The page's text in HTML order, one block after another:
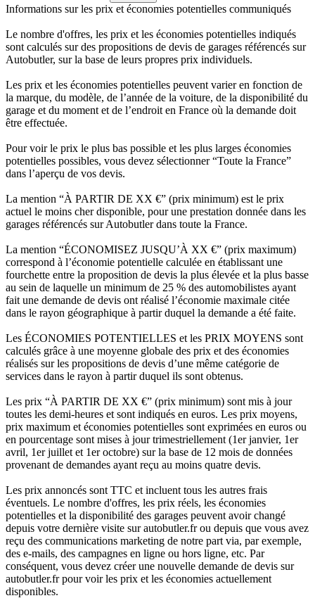
Informations sur les prix et économies potentielles communiqués
Le nombre d'offres, les prix et les économies potentielles indiqués
sont calculés sur des propositions de devis de garages référencés sur
Autobutler, sur la base de leurs propres prix individuels.
Les prix et les économies potentielles peuvent varier en fonction de
la marque, du modèle, de l’année de la voiture, de la disponibilité du
garage et du moment et de l’endroit en France où la demande doit
être effectuée.
Pour voir le prix le plus bas possible et les plus larges économies
potentielles possibles, vous devez sélectionner “Toute la France”
dans l’aperçu de vos devis.
La mention “À PARTIR DE XX €” (prix minimum) est le prix
actuel le moins cher disponible, pour une prestation donnée dans les
garages référencés sur Autobutler dans toute la France.
La mention “ÉCONOMISEZ JUSQU’À XX €” (prix maximum)
correspond à l’économie potentielle calculée en établissant une
fourchette entre la proposition de devis la plus élevée et la plus basse
au sein de laquelle un minimum de 25 % des automobilistes ayant
fait une demande de devis ont réalisé l’économie maximale citée
dans le rayon géographique à partir duquel la demande a été faite.
Les ÉCONOMIES POTENTIELLES et les PRIX MOYENS sont
calculés grâce à une moyenne globale des prix et des économies
réalisés sur les propositions de devis d’une même catégorie de
services dans le rayon à partir duquel ils sont obtenus.
Les prix “À PARTIR DE XX €” (prix minimum) sont mis à jour
toutes les demi-heures et sont indiqués en euros. Les prix moyens,
prix maximum et économies potentielles sont exprimées en euros ou
en pourcentage sont mises à jour trimestriellement (1er janvier, 1er
avril, 1er juillet et 1er octobre) sur la base de 12 mois de données
provenant de demandes ayant reçu au moins quatre devis.
Les prix annoncés sont TTC et incluent tous les autres frais
éventuels. Le nombre d'offres, les prix réels, les économies
potentielles et la disponibilité des garages peuvent avoir changé
depuis votre dernière visite sur autobutler.fr ou depuis que vous avez
reçu des communications marketing de notre part via, par exemple,
des e-mails, des campagnes en ligne ou hors ligne, etc. Par
conséquent, vous devez créer une nouvelle demande de devis sur
autobutler.fr pour voir les prix et les économies actuellement
disponibles.